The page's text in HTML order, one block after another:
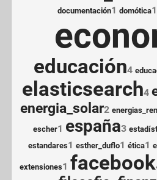
documentación1 domótica1
educación4
elasticsearch4
energia_solar2
escher1 españa3
estandares1 esther_duflo1 ética1
extensiones1 facebook